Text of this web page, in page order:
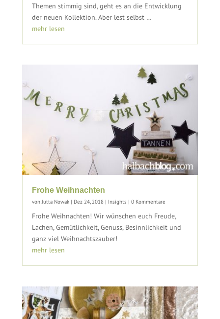
Themen stimmig sind, geht es an die Entwicklung
der neuen Kollektion. Aber lest selbst …
mehr lesen
Frohe Weihnachten
vonJutta Nowak| Dez 24, 2018| Insights | 0 Kommentare
Frohe Weihnachten! Wir wünschen euch Freude,
Lachen, Gemütlichkeit, Genuss, Besinnlichkeit und
ganz viel Weihnachtszauber!
mehr lesen